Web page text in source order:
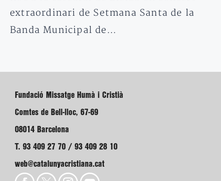
extraordinari de Setmana Santa de la
Banda Municipal de…
Fundació Missatge Humà i Cristià
Comtes de Bell-lloc, 67-69
08014 Barcelona
T. 93 409 27 70 / 93 409 28 10
web@catalunyacristiana.cat